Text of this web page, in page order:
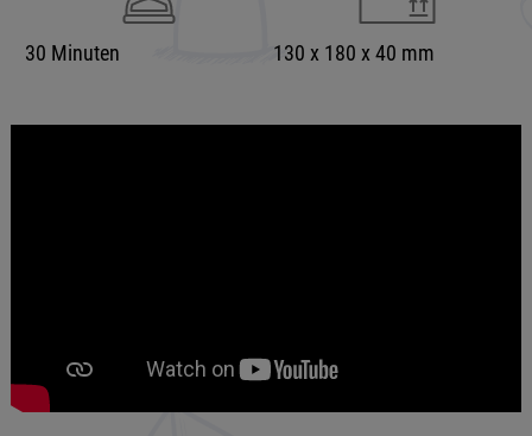
30 Minuten 130 x 180 x 40 mm